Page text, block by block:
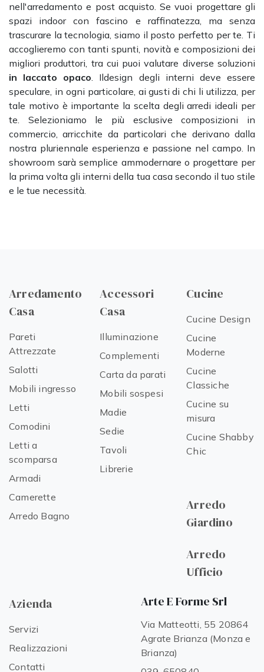
nell'arredamento e post acquisto. Se vuoi progettare gli
spazi indoor con fascino e raffinatezza, ma senza
trascurare la tecnologia, siamo il posto perfetto per te. Ti
accoglieremo con tanti spunti, novità e composizioni dei
migliori produttori, tra cui puoi valutare diverse soluzioni
in laccato opaco. Ildesign degli interni deve essere
speculare, in ogni particolare, ai gusti di chi li utilizza, per
tale motivo è importante la scelta degli arredi ideali per
te. Selezioniamo le più esclusive composizioni in
commercio, arricchite da particolari che derivano dalla
nostra pluriennale esperienza e passione nel campo. In
showroom sarà semplice ammodernare o progettare per
la prima volta gli interni della tua casa secondo il tuo stile
e le tue necessità.
Arredamento
Casa
Pareti
Attrezzate
Salotti
Mobili ingresso
Letti
Comodini
Letti a
scomparsa
Armadi
Camerette
Arredo Bagno
Accessori
Casa
Illuminazione
Complementi
Carta da parati
Mobili sospesi
Madie
Sedie
Tavoli
Librerie
Cucine
Cucine Design
Cucine
Moderne
Cucine
Classiche
Cucine su
misura
Cucine Shabby
Chic
Arredo
Giardino
Arredo
Ufficio
Azienda
Servizi
Realizzazioni
Contatti
Arte E Forme Srl
Via Matteotti, 55 20864
Agrate Brianza (Monza e
Brianza)